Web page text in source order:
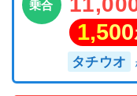
乗合
1,500
タチウオ